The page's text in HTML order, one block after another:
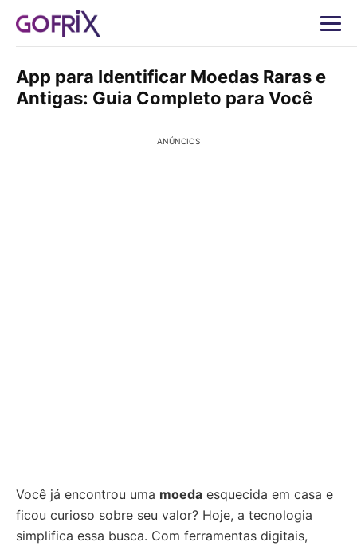
App para Identificar Moedas Raras e
Antigas: Guia Completo para Você
ANÚNCIOS
Você já encontrou uma moeda esquecida em casa e
ficou curioso sobre seu valor? Hoje, a tecnologia
simplifica essa busca. Com ferramentas digitais,